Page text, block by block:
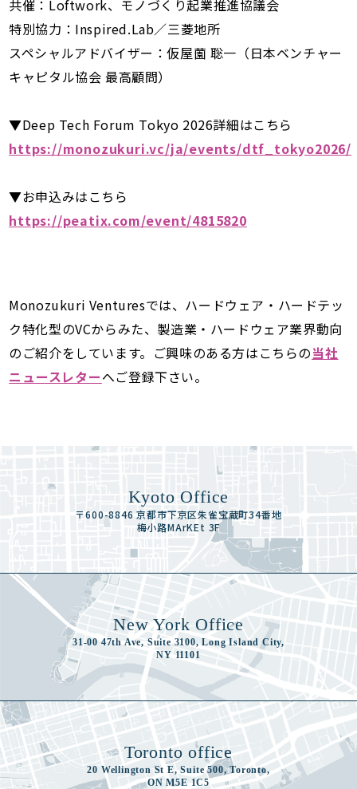
共催：Loftwork、モノづくり起業推進協議会
特別協力：Inspired.Lab／三菱地所
スペシャルアドバイザー：仮屋薗 聡一（日本ベンチャー
キャピタル協会 最高顧問）
▼Deep Tech Forum Tokyo 2026詳細はこちら
https://monozukuri.vc/ja/events/dtf_tokyo2026/
▼お申込みはこちら
https://peatix.com/event/4815820
Monozukuri Venturesでは、ハードウェア・ハードテッ
ク特化型のVCからみた、製造業・ハードウェア業界動向
のご紹介をしています。ご興味のある方はこちらの当社
ニュースレターへご登録下さい。
Kyoto Office
〒600-8846 京都市下京区朱雀宝蔵町34番地
梅小路MArKEt 3F
New York Office
31-00 47th Ave, Suite 3100, Long Island City,
NY 11101
Toronto office
20 Wellington St E, Suite 500, Toronto,
ON M5E 1C5